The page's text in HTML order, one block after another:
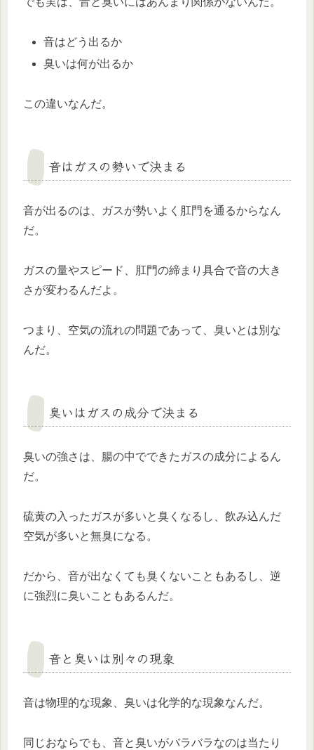
音はどう出るか
臭いは何が出るか
この違いなんだ。
音はガスの勢いで決まる
音が出るのは、ガスが勢いよく肛門を通るからなん
だ。
ガスの量やスピード、肛門の締まり具合で音の大き
さが変わるんだよ。
つまり、空気の流れの問題であって、臭いとは別な
んだ。
臭いはガスの成分で決まる
臭いの強さは、腸の中でできたガスの成分によるん
だ。
硫黄の入ったガスが多いと臭くなるし、飲み込んだ
空気が多いと無臭になる。
だから、音が出なくても臭くないこともあるし、逆
に強烈に臭いこともあるんだ。
音と臭いは別々の現象
音は物理的な現象、臭いは化学的な現象なんだ。
同じおならでも、音と臭いがバラバラなのは当たり